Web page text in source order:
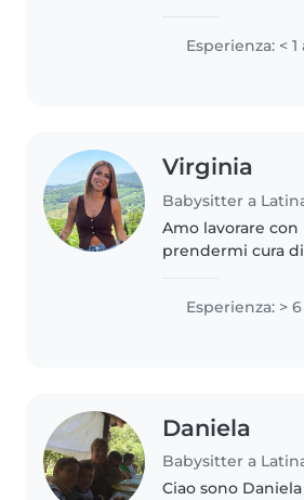
grado di urare un
speciale con loro.
pazienza, voglia
Esperienza: <
Virginia
Babysitter a
Amo lavorare
prendermi cura
tanti anni di
babysitter,
Esperienza: >
Daniela
Babysitter a
Ciao sono